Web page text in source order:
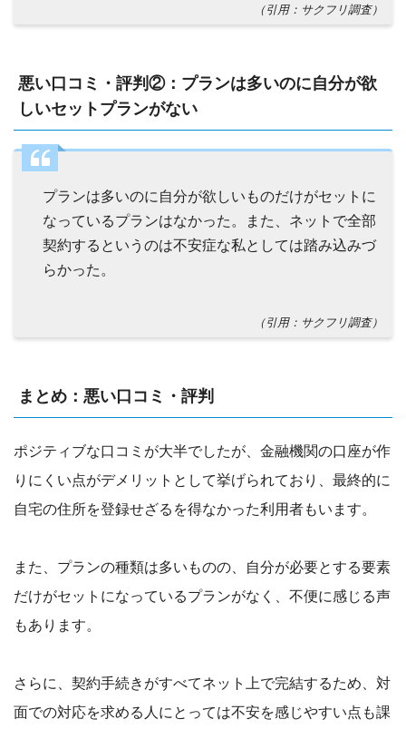
（引用：サクフリ調査）
悪い口コミ・評判②：プランは多いのに自分が欲
しいセットプランがない
プランは多いのに自分が欲しいものだけがセットに
なっているプランはなかった。また、ネットで全部
契約するというのは不安症な私としては踏み込みづ
らかった。
（引用：サクフリ調査）
まとめ：悪い口コミ・評判
ポジティブな口コミが大半でしたが、金融機関の口座が作
りにくい点がデメリットとして挙げられており、最終的に
自宅の住所を登録せざるを得なかった利用者もいます。
また、プランの種類は多いものの、自分が必要とする要素
だけがセットになっているプランがなく、不便に感じる声
もあります。
さらに、契約手続きがすべてネット上で完結するため、対
面での対応を求める人にとっては不安を感じやすい点も課